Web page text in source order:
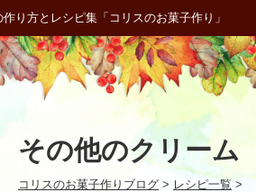
り方とレシピ集「コリスのお菓子作り」
その他のクリーム
コリスのお菓子作りブログ > レシピ一覧 >